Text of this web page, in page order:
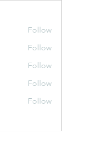
Follow
Follow
Follow
Follow
Follow